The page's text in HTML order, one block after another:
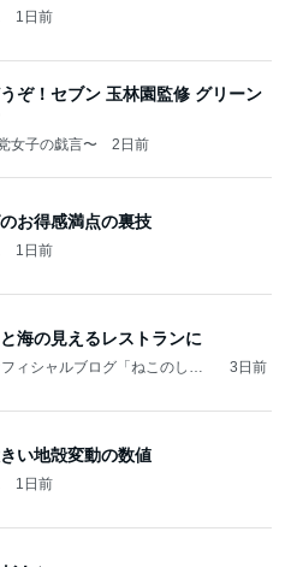
1日前
ぞ！セブン 玉林園監修 グリーン
女子の戯言〜 2日前
お得感満点の裏技
1日前
海の見えるレストランに
ィシャルブログ「ねこのしっ
3日前
い地殻変動の数値
1日前